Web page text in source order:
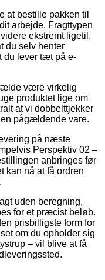
at bestille pakken til
arbejde. Fragttypen
ekstremt ligetil.
du selv henter
du lever tæt på e-
være virkelig
produktet lige om
at vi dobbelttjekker
pågældende vare.
på næste
Perspektiv 02 –
anbringes før
kan nå at få ordren
uden beregning,
for et præcist beløb.
prisbilligste form for
om du opholder sig
– vil blive at få